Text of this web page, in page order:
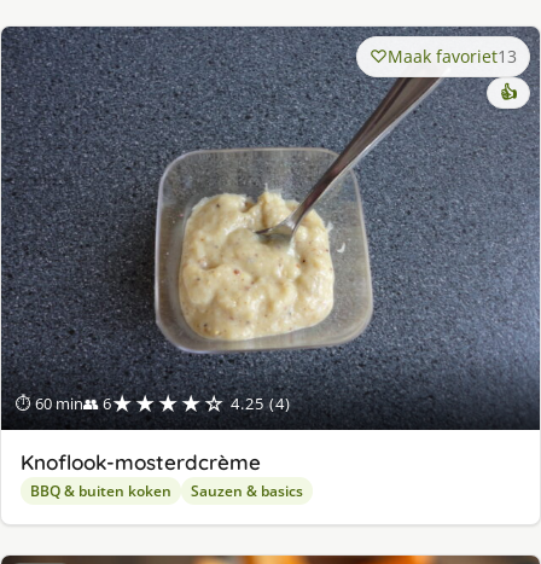
⏱ 60 min👥 6★★★★☆ 4.25 (4)
Maak favoriet13
👍
Knoflook-mosterdcrème
BBQ & buiten koken Sauzen & basics